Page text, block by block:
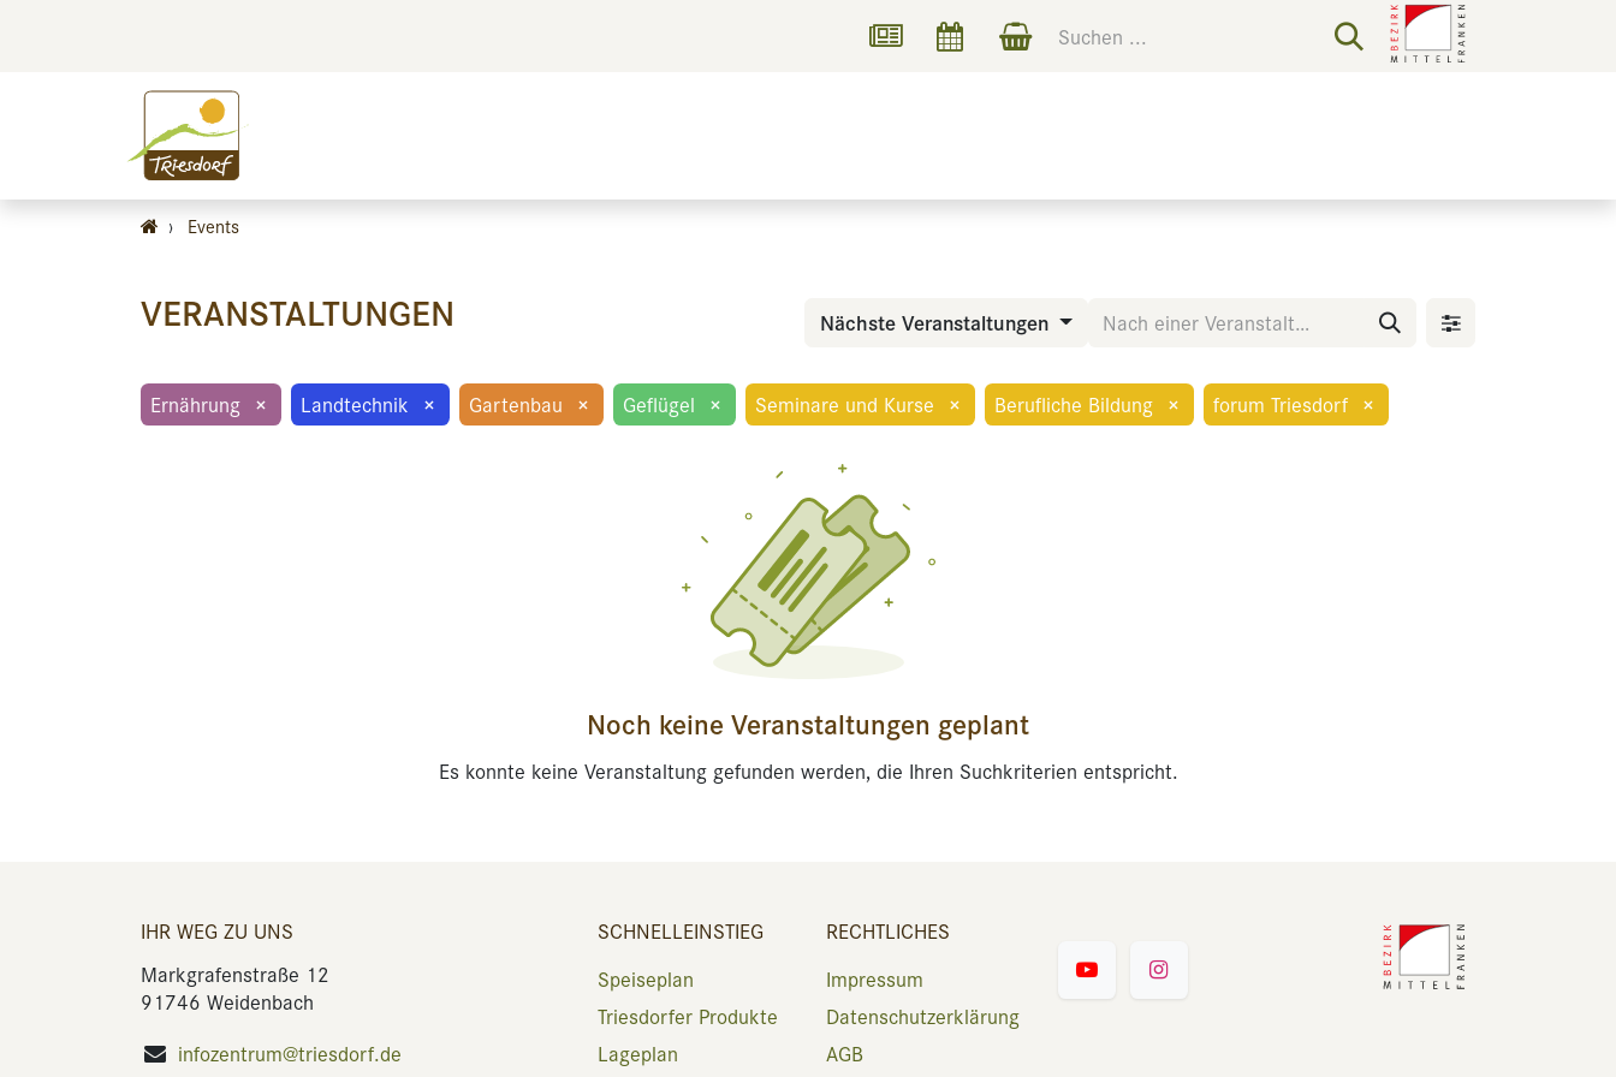
› Events
VERANSTALTUNGEN Nächste Veranstaltungen
Ernährung × Landtechnik × Gartenbau × Geflügel × Seminare und Kurse × Berufliche Bildung × forum Triesdorf ×
Noch keine Veranstaltungen geplant
Es konnte keine Veranstaltung gefunden werden, die Ihren Suchkriterien entspricht.
IHR WEG ZU UNS
Markgrafenstraße 12
91746 Weidenbach
infozentrum@triesdorf.de
SCHNELLEINSTIEG
Speiseplan
Triesdorfer Produkte
Lageplan
RECHTLICHES
Impressum
Datenschutzerklärung
AGB